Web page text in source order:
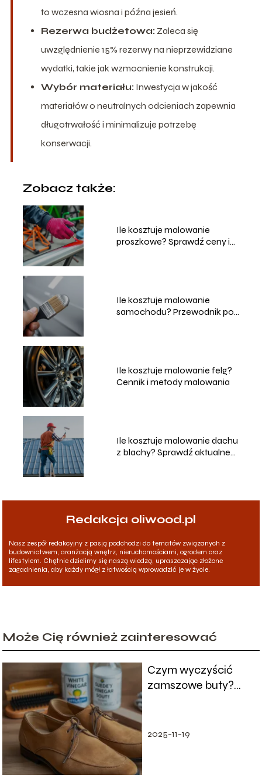
to wczesna wiosna i późna jesień.
Rezerwa budżetowa: Zaleca się
uwzględnienie 15% rezerwy na nieprzewidziane
wydatki, takie jak wzmocnienie konstrukcji.
Wybór materiału: Inwestycja w jakość
materiałów o neutralnych odcieniach zapewnia
długotrwałość i minimalizuje potrzebę
konserwacji.
Zobacz także:
Ile kosztuje malowanie
proszkowe? Sprawdź ceny i
Ile kosztuje malowanie
samochodu? Przewodnik po
Ile kosztuje malowanie felg?
Cennik i metody malowania
Ile kosztuje malowanie dachu
z blachy? Sprawdź aktualne
Redakcja oliwood.pl
Nasz zespół redakcyjny z pasją podchodzi do tematów związanych z
budownictwem, aranżacją wnętrz, nieruchomościami, ogrodem oraz
lifestylem. Chętnie dzielimy się naszą wiedzą, upraszczając złożone
zagadnienia, aby każdy mógł z łatwością wprowadzić je w życie.
Może Cię również zainteresować
Czym wyczyścić
zamszowe buty?
2025-11-19